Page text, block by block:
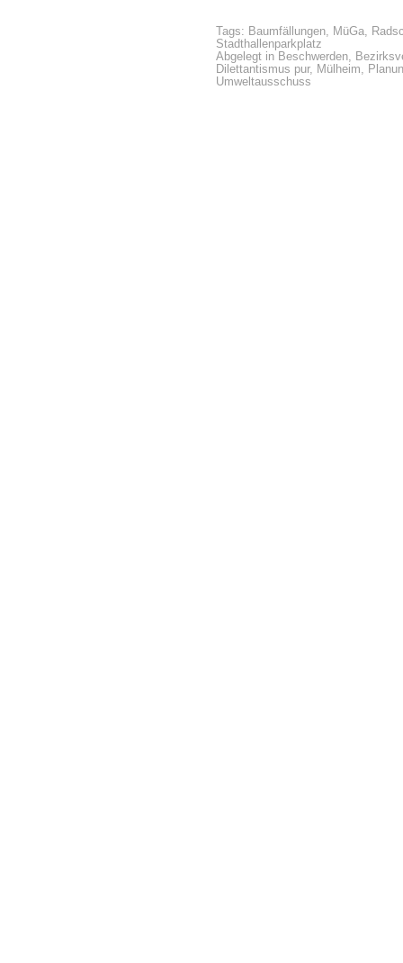
Tags: Baumfällungen, MüGa,
Stadthallenparkplatz
Abgelegt in Beschwerden,
Dilettantismus pur, Mülheim,
Umweltausschuss